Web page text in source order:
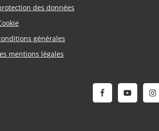
des données
générales
mentions légales